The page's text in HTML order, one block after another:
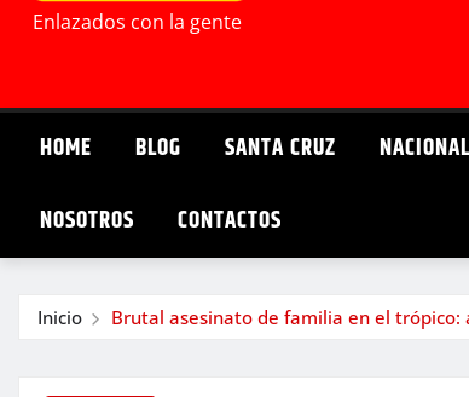
Enlazados con la gente
HOME BLOG SANTA CRUZ NACIONAL
NOSOTROS CONTACTOS
Inicio Brutal asesinato de familia en el